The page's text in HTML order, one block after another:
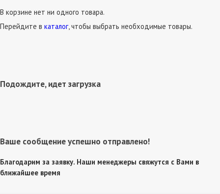
В корзине нет ни одного товара.
Перейдите в каталог, чтобы выбрать необходимые товары.
Подождите, идет загрузка
Ваше сообщение успешно отправлено!
Благодарим за заявку. Наши менеджеры свяжутся с Вами в
ближайшее время